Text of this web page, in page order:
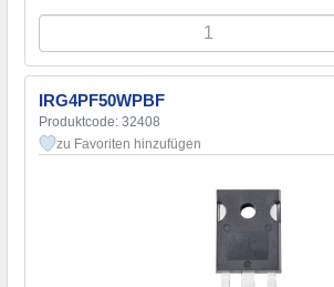
IRG4PF50WPBF
Produktcode: 32408
zu Favoriten hinzufügen